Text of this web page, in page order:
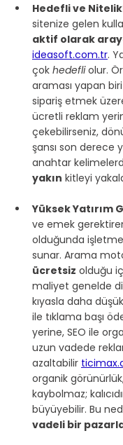
Hedefli ve
sitenize gelen
aktif olarak
ideasoft.com.tr.
çok hedefli olur.
araması yapan
sipariş etmek
ücretli reklam
çekebilirseniz,
şansı son derece
anahtar
yakın kitleyi
Yüksek Yatırım
ve emek
olduğunda
sunar. Arama
ücretsiz olduğu
maliyet genelde
kıyasla daha
ile tıklama başı
yerine, SEO ile
uzun vadede
azaltabilir
organik
kaybolmaz;
büyüyebilir. Bu
vadeli bir